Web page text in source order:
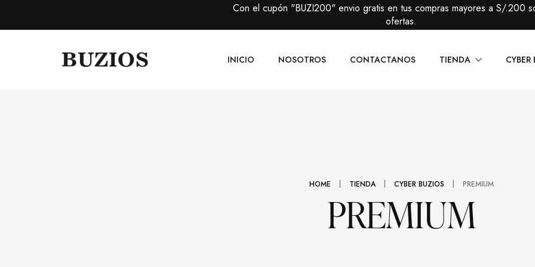
Con el cupón "BUZI200" envio gratis en tus compras mayores a S/.200
ofertas.
INICIO NOSOTROS CONTACTANOS TIENDA
PREMIUM
HOME | TIENDA | CYBER BUZIOS | PREMIUM